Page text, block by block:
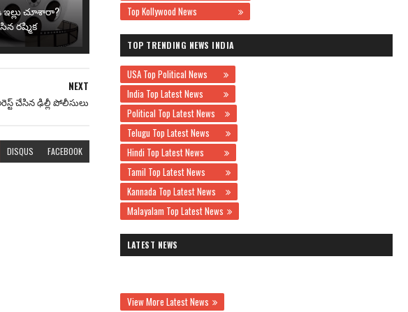
ఇల్లు చూశారా?
రష్మిక
NEXT
చేసిన ఢిల్లీ పోలీసులు
DISQUS FACEBOOK
Top Kollywood News
TOP TRENDING NEWS INDIA
USA Top Political News
India Top Latest News
Political Top Latest News
Telugu Top Latest News
Hindi Top Latest News
Tamil Top Latest News
Kannada Top Latest News
Malayalam Top Latest News
LATEST NEWS
View More Latest News